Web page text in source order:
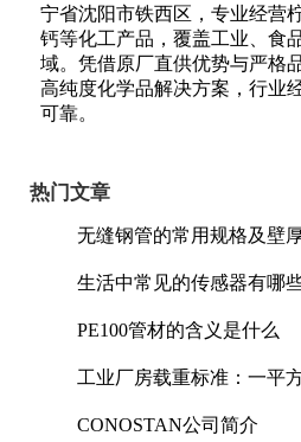
宁省沈阳市铁西区，专业经营
钙等化工产品，覆盖工业、食
域。凭借原厂直供优势与严格
高纯度化学品解决方案，行业
可靠。
热门文章
无缝钢管的常用规格及壁
生活中常见的传感器有哪
PE100管材的含义是什么
工业厂房载重标准：一平
CONOSTAN公司简介